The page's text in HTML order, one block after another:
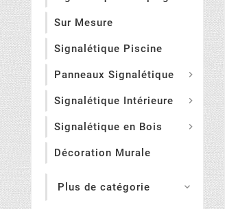
Sur Mesure
Signalétique Piscine
Panneaux Signalétique 
Signalétique Intérieure 
Signalétique en Bois 
Décoration Murale
Plus de catégorie 